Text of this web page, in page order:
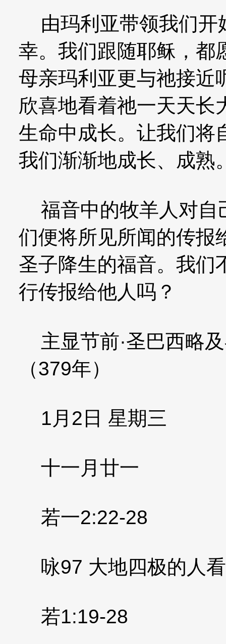
由玛利亚带领我们开
幸。我们跟随耶稣，都
母亲玛利亚更与祂接近
欣喜地看着祂一天天长
生命中成长。让我们将
我们渐渐地成长、成熟
福音中的牧羊人对自
们便将所见所闻的传报
圣子降生的福音。我们
行传报给他人吗？
主显节前·圣巴西略
（379年）
1月2日 星期三
十一月廿一
若一2:22-28
咏97 大地四极的人
若1:19-28